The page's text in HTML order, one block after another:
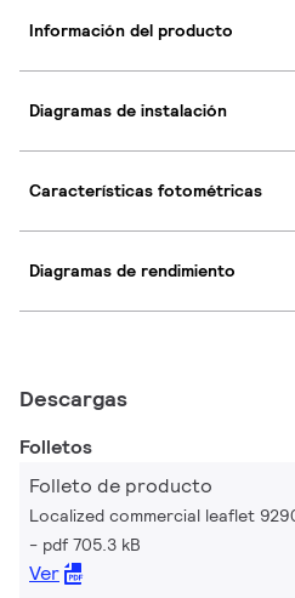
Información del producto
Diagramas de instalación
Características fotométricas
Diagramas de rendimiento
Descargas
Folletos
Folleto de producto
Localized commercial leaflet
pdf 705.3 kB
Ver